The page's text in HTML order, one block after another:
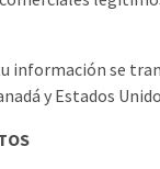
información se
y Estados